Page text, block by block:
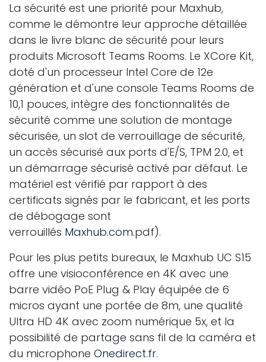
La sécurité est une priorité pour Maxhub,
comme le démontre leur approche détaillée
dans le livre blanc de sécurité pour leurs
produits Microsoft Teams Rooms. Le XCore Kit,
doté d'un processeur Intel Core de 12e
génération et d'une console Teams Rooms de
10,1 pouces, intègre des fonctionnalités de
sécurité comme une solution de montage
sécurisée, un slot de verrouillage de sécurité,
un accès sécurisé aux ports d'E/S, TPM 2.0, et
un démarrage sécurisé activé par défaut. Le
matériel est vérifié par rapport à des
certificats signés par le fabricant, et les ports
de débogage sont
verrouillés Maxhub.com.pdf).
Pour les plus petits bureaux, le Maxhub UC S15
offre une visioconférence en 4K avec une
barre vidéo PoE Plug & Play équipée de 6
micros ayant une portée de 8m, une qualité
Ultra HD 4K avec zoom numérique 5x, et la
possibilité de partage sans fil de la caméra et
du microphone Onedirect.fr.